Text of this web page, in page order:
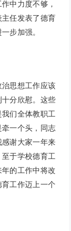
中力度不够，
任发表了德育
步加强。
思想工作应该
分欣慰。这些
们全体教职工
一个头，同志
谢大家一年来
于学校德育工
的工作中将改
工作迈上一个